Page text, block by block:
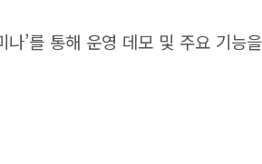
’를 통해 운영 데모 및 주요 기능